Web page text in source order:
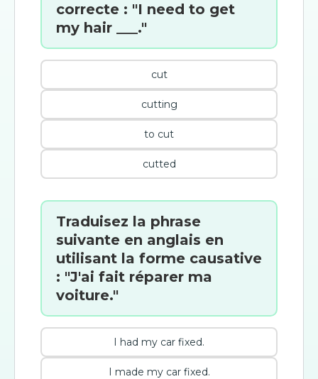
correcte : "I need to get
my hair ___."
cut
cutting
to cut
cutted
Traduisez la phrase
suivante en anglais en
utilisant la forme causative
: "J'ai fait réparer ma
voiture."
I had my car fixed.
I made my car fixed.